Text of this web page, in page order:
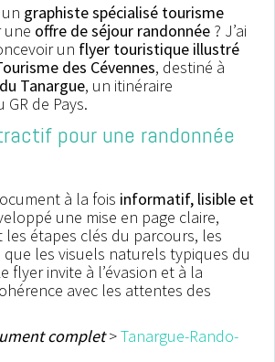
graphiste spécialisé tourisme
une offre de séjour randonnée ? J’ai
un flyer touristique illustré
des Cévennes, destiné à
Tanargue, un itinéraire
de Pays.
pour une randonnée
à la fois informatif, lisible et
une mise en page claire,
étapes clés du parcours, les
les visuels naturels typiques du
flyer invite à l’évasion et à la
avec les attentes des
complet>Tanargue-Rando-
différents supports le visuel de
notre exposition temporaire
« Beaux rivages ». Elle a très vite
cerné notre demande en offrant
recherchions. Le visuel a été
été au rendez-vous, en grande
partie grâce à notre affiche
particulièrement attrayante.
Merci.
Anne Picoré, directrice
Musée de la Loire